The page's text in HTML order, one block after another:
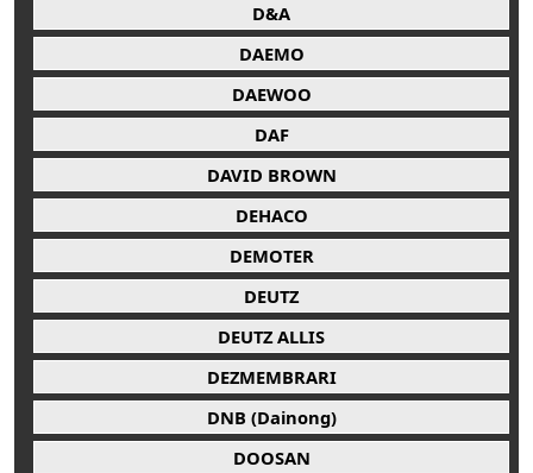
D&A
DAEMO
DAEWOO
DAF
DAVID BROWN
DEHACO
DEMOTER
DEUTZ
DEUTZ ALLIS
DEZMEMBRARI
DNB (Dainong)
DOOSAN